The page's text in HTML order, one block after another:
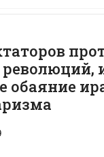
обаяние